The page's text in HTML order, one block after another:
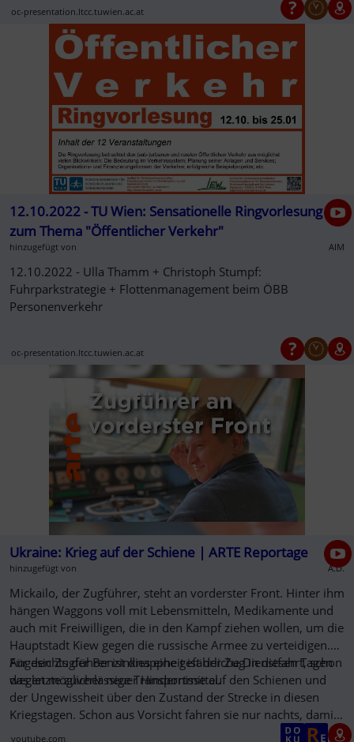
oc-presentation.ltcc.tuwien.ac.at
12.10.2022 - TU Wien: Sensationelle Ringvorlesung
zum Thema "Öffentlicher Verkehr"
hinzugefügt von AIM
12.10.2022 - Ulla Thamm + Christoph Stumpf:
Fuhrparkstrategie + Flottenmanagement beim ÖBB
Personenverkehr
oc-presentation.ltcc.tuwien.ac.at
Ukraine: Krieg auf der Schiene | ARTE Reportage
hinzugefügt von A.D.
Mickailo, der Zugführer, steht an vorderster Front. Hinter ihm
hängen Waggons voll mit Lebensmitteln, Medikamente und
auch mit Freiwilligen, die in den Kampf ziehen wollen, um die
Hauptstadt Kiew gegen die russische Armee zu verteidigen.
Angesichts der Benzinknappheit ist der Zug in diesen Tagen
das letzte zuverlässige Transportmittel.
Für den Zugführer ist dies eine gefährliche Dienstfahrt, schon
wegen möglicher neuer Hindernisse auf den Schienen und
der Ungewissheit über den Zustand der Strecke in diesen
Kriegstagen. Schon aus Vorsicht fahren sie nur nachts, damit
sie nicht zum Ziel werden, für die russische Artillerie und die
youtube.com